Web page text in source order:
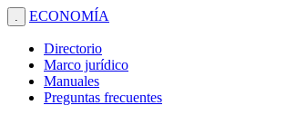
. ECONOMÍA
Directorio
Marco jurídico
Manuales
Preguntas frecuentes